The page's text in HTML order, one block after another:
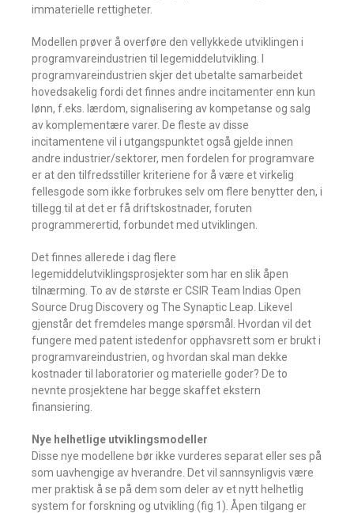
immaterielle rettigheter.
Modellen prøver å overføre den vellykkede utviklingen i
programvareindustrien til legemiddelutvikling. I
programvareindustrien skjer det ubetalte samarbeidet
hovedsakelig fordi det finnes andre incitamenter enn kun
lønn, f.eks. lærdom, signalisering av kompetanse og salg
av komplementære varer. De fleste av disse
incitamentene vil i utgangspunktet også gjelde innen
andre industrier/sektorer, men fordelen for programvare
er at den tilfredsstiller kriteriene for å være et virkelig
fellesgode som ikke forbrukes selv om flere benytter den, i
tillegg til at det er få driftskostnader, foruten
programmerertid, forbundet med utviklingen.
Det finnes allerede i dag flere
legemiddelutviklingsprosjekter som har en slik åpen
tilnærming. To av de største er CSIR Team Indias Open
Source Drug Discovery og The Synaptic Leap. Likevel
gjenstår det fremdeles mange spørsmål. Hvordan vil det
fungere med patent istedenfor opphavsrett som er brukt i
programvareindustrien, og hvordan skal man dekke
kostnader til laboratorier og materielle goder? De to
nevnte prosjektene har begge skaffet ekstern
finansiering.
Nye helhetlige utviklingsmodeller
Disse nye modellene bør ikke vurderes separat eller ses på
som uavhengige av hverandre. Det vil sannsynligvis være
mer praktisk å se på dem som deler av et nytt helhetlig
system for forskning og utvikling (fig 1). Åpen tilgang er